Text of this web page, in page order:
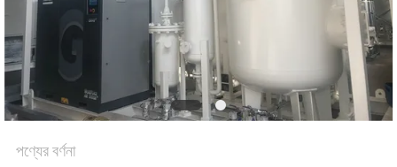
NEWS
সাইট
ম্যাপ
পণ্যের বর্ণনা